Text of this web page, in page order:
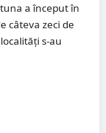
a început în
câteva zeci de
s-au